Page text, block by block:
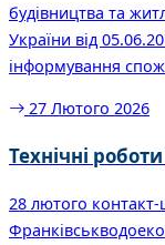
будівництва та
України від
інформування
27 Лютого 2026
Технічні
28 лютого контакт-